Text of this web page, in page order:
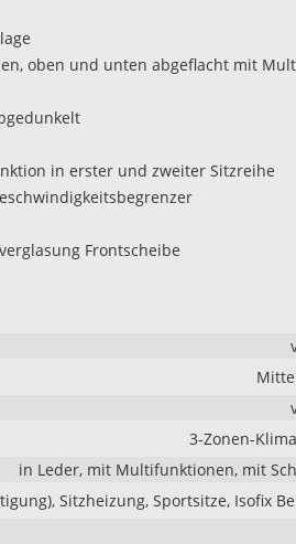
oben und unten abgeflacht mit
in erster und zweiter Sitzreihe
Frontscheibe
3-Zonen-
in Leder, mit Multifunktionen, mit
Sitzheizung, Sportsitze, Isofix